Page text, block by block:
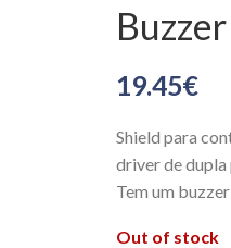
Buzzer
19.45€
Shield para
driver de
Tem um
Out of stock